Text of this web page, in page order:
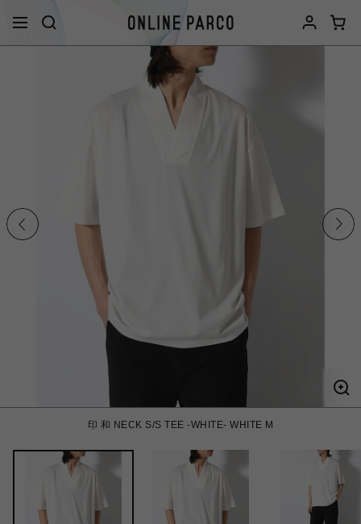
印 和 NECK S/S TEE -WHITE- WHITE M